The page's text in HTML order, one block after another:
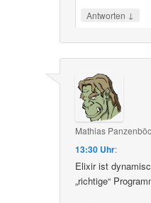
Antworten ↓
Mathias
13:30 Uhr:
Elixir ist
„richtige“